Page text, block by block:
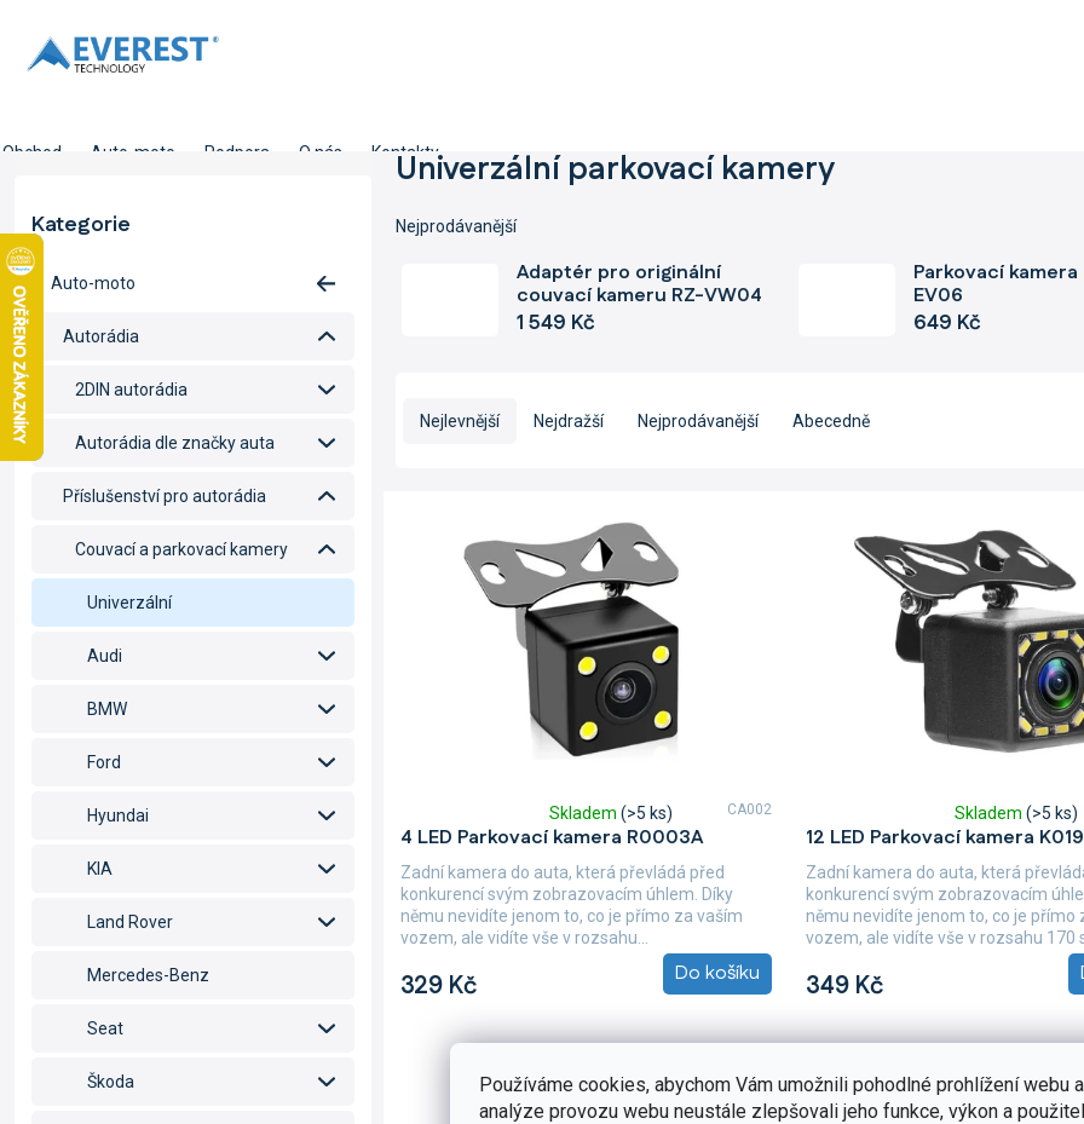
Používáme cookies, abychom Vám umožnili pohodlné prohlížení webu
analýze provozu webu neustále zlepšovali jeho funkce, výkon a
obsah
Obchod Auto-moto Podpora O nás Kontakty
t
r
a
n
n
í
p
a
n
Přeskočit
kategorie
Kategorie
Auto-moto
Autorádia
2DIN autorádia
Autorádia dle značky auta
Příslušenství pro autorádia
Couvací a parkovací kamery
Univerzální
Audi
BMW
Ford
Hyundai
KIA
Land Rover
Mercedes-Benz
Seat
Škoda
Univerzální parkovací kamery
Nejprodávanější
Adaptér pro originální
couvací kameru RZ-VW04
1 549 Kč
Parkovací kamera
EV06
649 Kč
Nejlevnější Nejdražší Nejprodávanější Abecedně
ů
4 LED Parkovací kamera R0003A
hodnocení
produktu
je
5,0
z
hvězdiček.
Skladem (>5 ks)
329 Kč Do košíku
Zadní kamera do auta, která převládá před
konkurencí svým zobrazovacím úhlem. Díky
němu nevidíte jenom to, co je přímo za vaším
vozem, ale vidíte vše v rozsahu...
CA002
12 LED Parkovací kamera
hodnocení
produktu
je
5,0
z
hvězdiček.
Skladem (>5 ks)
349 Kč
Zadní kamera do auta, která
konkurencí svým zobrazovacím
němu nevidíte jenom to, co je přímo
vozem, ale vidíte vše v rozsahu 170